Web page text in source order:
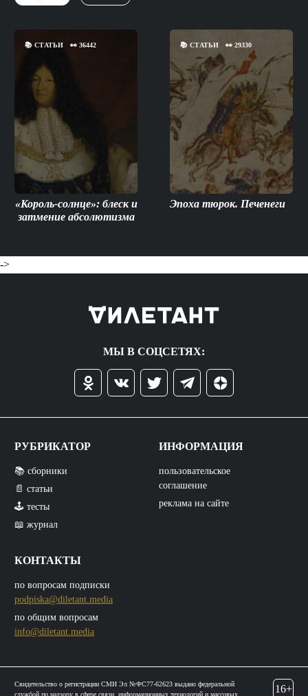
📚 СТАТЬИ 👀 36442
«Король-солнце»: блеск и
затмение абсолютизма
📚СТАТЬИ 👀29330
Эпоха тюрок. Печенеги
->
МЫ В СОЦСЕТЯХ:
РУБРИКАТОР
📚 сборники
📄 статьи
🕹️ тесты
📖 журнал
КОНТАКТЫ
по вопросам подписки
podpiska@diletant.media
по общим вопросам
info@diletant.media
ИНФОРМАЦИЯ
пользовательское
соглашение
реклама на сайте
Свидетельство о регистрации СМИ Эл №ФС77-62623 выдано федеральной
службой по надзору в сфере связи, информационных технологий и массовых
16+